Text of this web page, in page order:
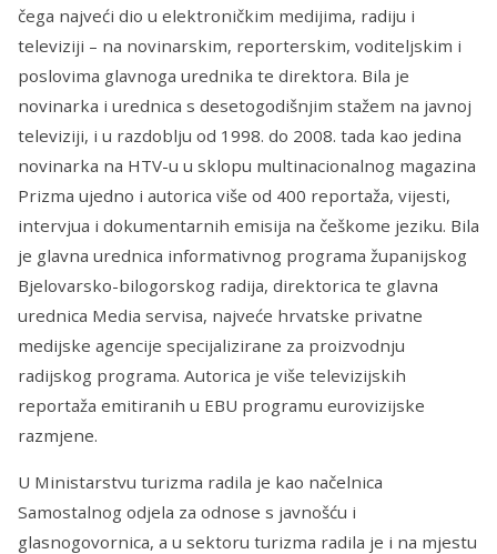
čega najveći dio u elektroničkim medijima, radiju i
televiziji – na novinarskim, reporterskim, voditeljskim i
poslovima glavnoga urednika te direktora. Bila je
novinarka i urednica s desetogodišnjim stažem na javnoj
televiziji, i u razdoblju od 1998. do 2008. tada kao jedina
novinarka na HTV-u u sklopu multinacionalnog magazina
Prizma ujedno i autorica više od 400 reportaža, vijesti,
intervjua i dokumentarnih emisija na češkome jeziku. Bila
je glavna urednica informativnog programa županijskog
Bjelovarsko-bilogorskog radija, direktorica te glavna
urednica Media servisa, najveće hrvatske privatne
medijske agencije specijalizirane za proizvodnju
radijskog programa. Autorica je više televizijskih
reportaža emitiranih u EBU programu eurovizijske
razmjene.
U Ministarstvu turizma radila je kao načelnica
Samostalnog odjela za odnose s javnošću i
glasnogovornica, a u sektoru turizma radila je i na mjestu